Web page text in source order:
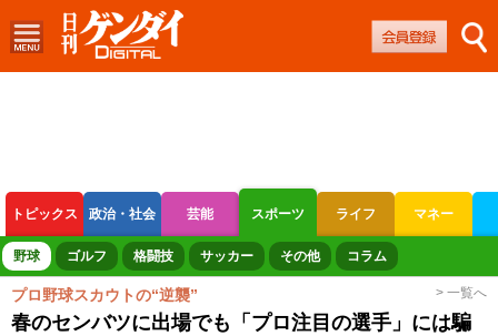
トピックス 政治・社会 芸能 スポーツ ライフ マネー
ボートレース 競輪 オートレース
野球 ゴルフ 格闘技 サッカー その他 コラム
プロ野球スカウトの“逆襲” > 一覧へ
春のセンバツに出場でも「プロ注目の選手」には騙